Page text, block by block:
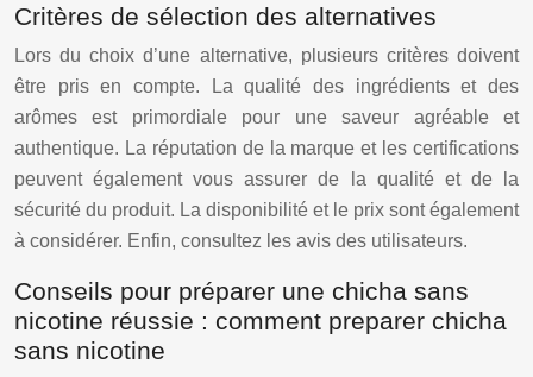
Critères de sélection des alternatives
Lors du choix d’une alternative, plusieurs critères doivent
être pris en compte. La qualité des ingrédients et des
arômes est primordiale pour une saveur agréable et
authentique. La réputation de la marque et les certifications
peuvent également vous assurer de la qualité et de la
sécurité du produit. La disponibilité et le prix sont également
à considérer. Enfin, consultez les avis des utilisateurs.
Conseils pour préparer une chicha sans
nicotine réussie : comment preparer chicha
sans nicotine